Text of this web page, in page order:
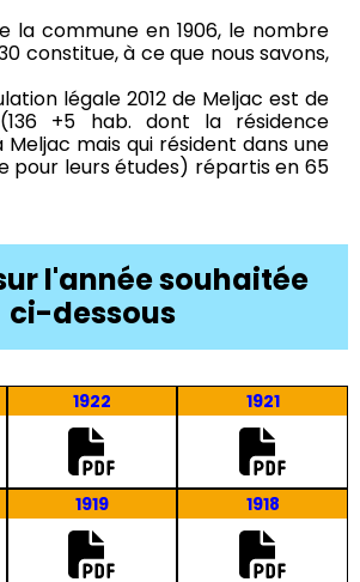
la commune en 1906, le nombre
constitue, à ce que nous savons,
légale 2012 de Meljac est de
+5 hab. dont la résidence
mais qui résident dans une
pour leurs études) répartis en 65
l'année souhaitée
ci-dessous
1922 1921
1919 1918